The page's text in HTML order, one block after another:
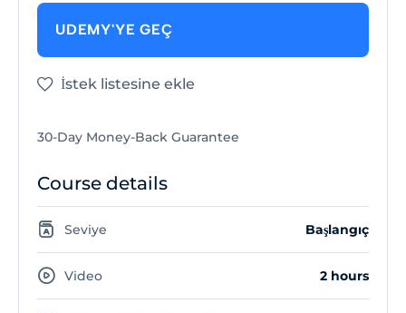
UDEMY'YE GEÇ
İstek listesine ekle
30-Day Money-Back Guarantee
Course details
Seviye Başlangıç
Video 2 hours